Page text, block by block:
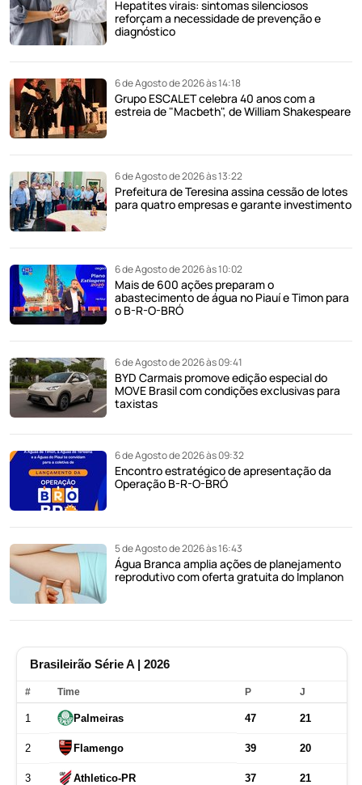
Hepatites virais: sintomas silenciosos
reforçam a necessidade de prevenção e
diagnóstico
6 de Agosto de 2026 às 14:18
Grupo ESCALET celebra 40 anos com a
estreia de "Macbeth", de William Shakespeare
6 de Agosto de 2026 às 13:22
Prefeitura de Teresina assina cessão de lotes
para quatro empresas e garante investimento
6 de Agosto de 2026 às 10:02
Mais de 600 ações preparam o
abastecimento de água no Piauí e Timon para
o B-R-O-BRÓ
6 de Agosto de 2026 às 09:41
BYD Carmais promove edição especial do
MOVE Brasil com condições exclusivas para
taxistas
6 de Agosto de 2026 às 09:32
Encontro estratégico de apresentação da
Operação B-R-O-BRÓ
5 de Agosto de 2026 às 16:43
Água Branca amplia ações de planejamento
reprodutivo com oferta gratuita do Implanon